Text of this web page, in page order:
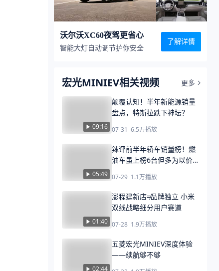
沃尔沃XC60夜驾更省心
智能大灯自动调节护你安全
了解详情
宏光MINIEV相关视频 更多
09:16
颠覆认知！半年新能源销量
盘点，特斯拉跌下神坛？
07-31 6.5万播放
05:49
辣评前半年轿车销量榜！燃
油车虽上榜6台但多为以价
07-29 1.1万播放
01:40
澎程建新店≠品牌独立 小米
双线战略细分用户赛道
07-28 1.9万播放
02:44
五菱宏光MINIEV深度体验
——续航够不够